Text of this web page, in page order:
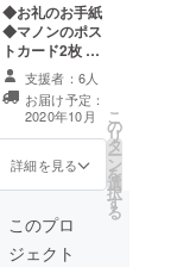
◆お礼のお手紙
◆マノンのポス
トカード2枚 ◆
オリジナルサ
コッシュ１個 ※
指定の住所へ発
送します。 ま
た、CAMPFIRE
の｢活動報告｣上
ご報告致しま
す。
支援者：6人
お届け予定：
2020年10月
詳細を見る
こ
の
リ
タ
ー
ン
を
選
択
す
る
このプロ
ジェクト